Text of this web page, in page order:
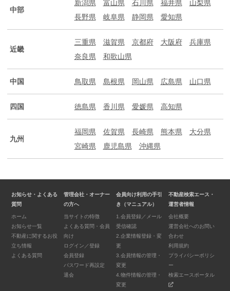
中部
新潟県 富山県 石川県 福井県
山梨県
長野県
岐阜県 静岡県 愛知県
近畿
三重県 滋賀県 京都府 大阪府
兵庫県
奈良県
和歌山県
中国 鳥取県 島根県 岡山県 広島県 山口県
四国 徳島県 香川県 愛媛県 高知県
九州
福岡県 佐賀県 長崎県 熊本県
大分県
宮崎県
鹿児島県 沖縄県
お知らせ・よくある
質問
ホーム
お知らせ一覧
不動産に関するお役
立ち情報
よくある質問
管理会社・オーナー
の方へ
当サイトの特徴
よくある質問・会員
向け
ログイン／登録
会員登録
パスワード再設定
退会
会員向け利用の手引
き（マニュアル）
1.会員登録／メール
受信確認
2.企業情報登録・変
更
3.会員情報の管理・
変更
4.物件情報の管理・
変更
不動産検索エース・
運営者情報
会社概要
運営会社へのお問い
合わせ
利用規約
プライバシーポリシ
ー
検索エースポータル